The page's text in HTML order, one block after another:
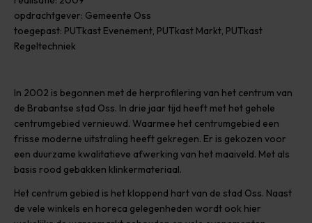
opdrachtgever: Gemeente Oss
toegepast: PUTkast Evenement, PUTkast Markt, PUTkast
Regeltechniek
In 2002 is begonnen met de herprofilering van het centrum van
de Brabantse stad Oss. In drie jaar tijd heeft met het gehele
centrumgebied vernieuwd. Waarmee het centrumgebied een
frisse moderne uitstraling heeft gekregen. Er is gekozen voor
een duurzame kwalitatieve afwerking van het maaiveld. Met als
basis rood gebakken klinkermateriaal.
Het centrum gebied is het kloppend hart van de stad Oss. Naast
de vele winkels en horeca gelegenheden wordt ook hier